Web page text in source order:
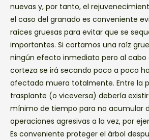
nuevas y, por tanto, el
el caso del granado es conveniente
raíces gruesas para evitar que se
importantes. Si cortamos una raíz
ningún efecto inmediato pero al cabo
corteza se irá secando poco a poco
afectada muera totalmente. Entre la
trasplante (o viceversa) debería
mínimo de tiempo para no acumular
operaciones agresivas a la vez, por
Es conveniente proteger el árbol